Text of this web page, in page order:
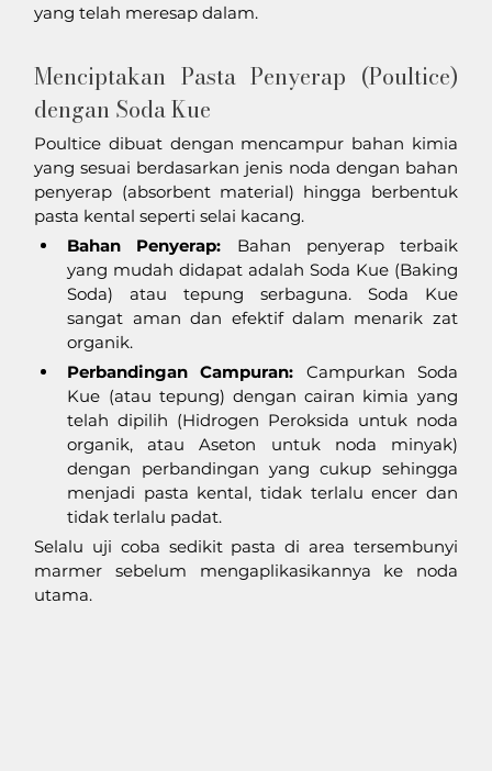
yang telah meresap dalam.
Menciptakan Pasta Penyerap (Poultice)
dengan Soda Kue
Poultice dibuat dengan mencampur bahan kimia
yang sesuai berdasarkan jenis noda dengan bahan
penyerap (absorbent material) hingga berbentuk
pasta kental seperti selai kacang.
Bahan Penyerap: Bahan penyerap terbaik
yang mudah didapat adalah Soda Kue (Baking
Soda) atau tepung serbaguna. Soda Kue
sangat aman dan efektif dalam menarik zat
organik.
Perbandingan Campuran: Campurkan Soda
Kue (atau tepung) dengan cairan kimia yang
telah dipilih (Hidrogen Peroksida untuk noda
organik, atau Aseton untuk noda minyak)
dengan perbandingan yang cukup sehingga
menjadi pasta kental, tidak terlalu encer dan
tidak terlalu padat.
Selalu uji coba sedikit pasta di area tersembunyi
marmer sebelum mengaplikasikannya ke noda
utama.